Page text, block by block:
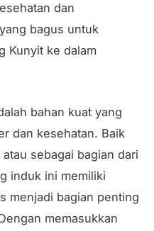
dan
bagus untuk
Kunyit ke dalam
bahan kuat yang
dan kesehatan. Baik
sebagai bagian dari
induk ini memiliki
menjadi bagian penting
memasukkan